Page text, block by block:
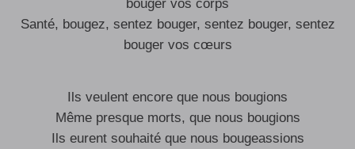
bouger vos corps
Santé, bougez, sentez bouger, sentez bouger, sentez
bouger vos cœurs
Ils veulent encore que nous bougions
Même presque morts, que nous bougions
Ils eurent souhaité que nous bougeassions